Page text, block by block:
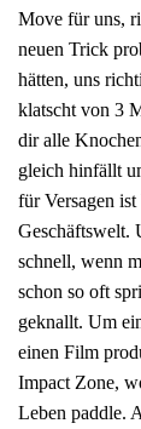
Move für uns,
neuen Trick
hätten, uns
klatscht von 3
dir alle
gleich hinfällt
für Versagen
Geschäftswelt.
schnell, wenn
schon so oft
geknallt. Um
einen Film
Impact Zone,
Leben paddle.